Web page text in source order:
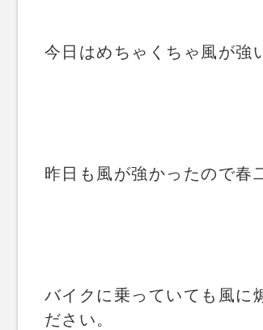
今日はめちゃくちゃ風が強
昨日も風が強かったので春
バイクに乗っていても風に
ださい。